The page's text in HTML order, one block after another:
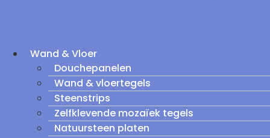
Wand & Vloer
Douchepanelen
Wand & vloertegels
Steenstrips
Zelfklevende mozaïek tegels
Natuursteen platen